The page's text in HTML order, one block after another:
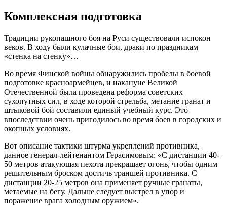
Комплексная подготовка
Традиции рукопашного боя на Руси существовали испокон
веков. В ходу были кулачные бои, драки по праздникам
«стенка на стенку»…
Во время Финской войны обнаружились пробелы в боевой
подготовке красноармейцев, и накануне Великой
Отечественной была проведена реформа советских
сухопутных сил, в ходе которой стрельба, метание гранат и
штыковой бой составили единый учебный курс. Это
впоследствии очень пригодилось во время боев в городских и
окопных условиях.
Вот описание тактики штурма укреплений противника,
данное генерал-лейтенантом Герасимовым: «С дистанции 40-
50 метров атакующая пехота прекращает огонь, чтобы одним
решительным броском достичь траншей противника. С
дистанции 20-25 метров она применяет ручные гранаты,
метаемые на бегу. Дальше следует выстрел в упор и
поражение врага холодным оружием».